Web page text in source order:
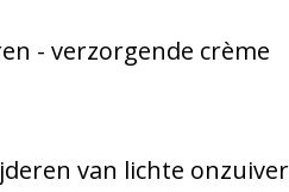
- verzorgende crème
van lichte